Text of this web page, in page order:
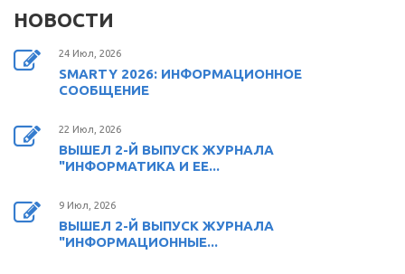
НОВОСТИ
24 Июл, 2026
SMARTY 2026: ИНФОРМАЦИОННОЕ
СООБЩЕНИЕ
22 Июл, 2026
ВЫШЕЛ 2-Й ВЫПУСК ЖУРНАЛА
"ИНФОРМАТИКА И ЕЕ...
9 Июл, 2026
ВЫШЕЛ 2-Й ВЫПУСК ЖУРНАЛА
"ИНФОРМАЦИОННЫЕ...